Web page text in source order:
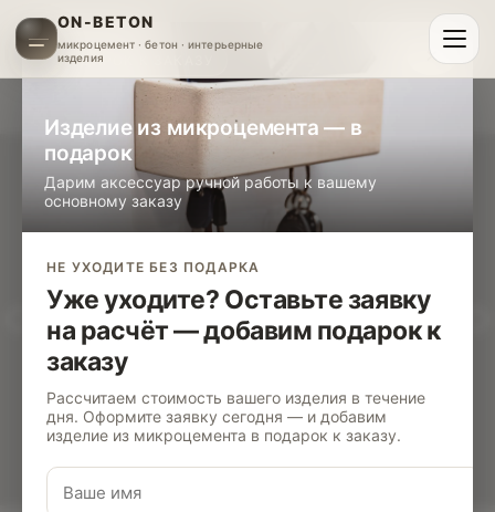
×
ПОДАРОК К ЗАКАЗУ
Изделие из микроцемента — в
подарок
Дарим аксессуар ручной работы к вашему
основному заказу
НЕ УХОДИТЕ БЕЗ ПОДАРКА
Уже уходите? Оставьте заявку
на расчёт — добавим подарок к
заказу
Рассчитаем стоимость вашего изделия в течение
дня. Оформите заявку сегодня — и добавим
изделие из микроцемента в подарок к заказу.
ON-BETON
микроцемент · бетон · интерьерные
изделия